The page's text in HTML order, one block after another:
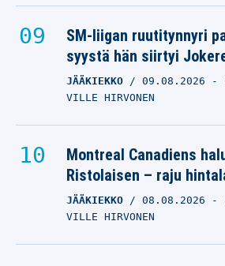
SM-liigan ruutitynnyri
syystä hän siirtyi
JÄÄKIEKKO 09.08.2026 -
VILLE HIRVONEN
Montreal Canadiens
Ristolaisen – raju
JÄÄKIEKKO 08.08.2026 -
VILLE HIRVONEN